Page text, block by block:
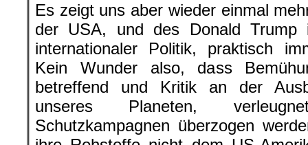
Es zeigt uns aber wieder einmal
der USA, und des Donald Trump
internationaler Politik, praktisch
Kein Wunder also, dass
betreffend und Kritik an der
unseres Planeten,
Schutzkampagnen überzogen